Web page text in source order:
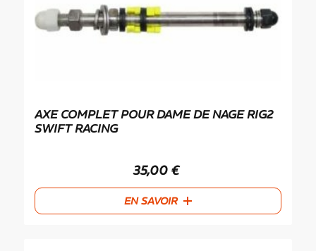
EN SAVOIR
AXE COMPLET POUR DAME DE NAGE RIG2
SWIFT RACING
35,00 €